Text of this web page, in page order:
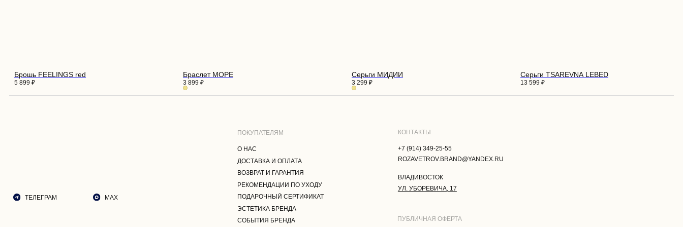
Брошь FEELINGS red
5 899 ₽
Браслет МОРЕ
3 899 ₽
Серьги МИДИИ
3 299 ₽
Серьги TSAREVNA LEBED
13 599 ₽
ПОЛИТИКА КОНФИДЕНЦИАЛЬНОСТИ
ПОЛЬЗОВАТЕЛЬСКОЕ СОГЛАШЕНИЕ
СОГЛАСИЕ НА ОБРАБОТКУ
ПЕРСОНАЛЬНЫХ ДАННЫХ
ДОСТАВКА И ОПЛАТА
КОНТАКТЫ
УЛ. УБОРЕВИЧА, 17
ВЛАДИВОСТОК